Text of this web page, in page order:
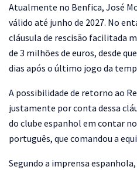
Atualmente no Benfica, José
válido até junho de 2027. No
cláusula de rescisão facilitada
de 3 milhões de euros, desde
dias após o último jogo da
A possibilidade de retorno ao
justamente por conta dessa
do clube espanhol em contar
português, que comandou a
Segundo a imprensa